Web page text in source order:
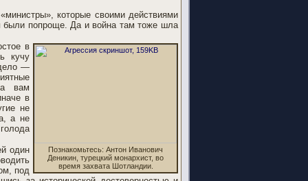
которые своими действиями
были попроще. Да и война там тоже шла
Познакомьтесь: Антон Иванович
Деникин, турецкий монархист, во
время захвата Шотландии.
в
кучу
—
вам
в
не
а не
один
под